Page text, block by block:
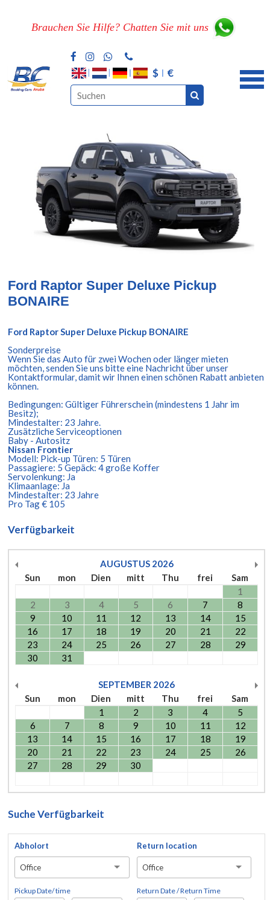
Brauchen Sie Hilfe? Chatten Sie mit uns
$ €
Ford Raptor Super Deluxe Pickup
BONAIRE
Ford Raptor Super Deluxe Pickup BONAIRE
Sonderpreise
Wenn Sie das Auto für zwei Wochen oder länger mieten
möchten, senden Sie uns bitte eine Nachricht über unser
Kontaktformular, damit wir Ihnen einen schönen Rabatt anbieten
können.
Bedingungen: Gültiger Führerschein (mindestens 1 Jahr im
Besitz);
Mindestalter: 23 Jahre.
Zusätzliche Serviceoptionen
Baby - Autositz
Nissan Frontier
Modell: Pick-up Türen: 5 Türen
Passagiere: 5 Gepäck: 4 große Koffer
Servolenkung: Ja
Klimaanlage: Ja
Mindestalter: 23 Jahre
Pro Tag € 105
Verfügbarkeit
AUGUSTUS 2026
Sun
mon Dien mitt Thu frei
Sam
1
2
3 4 5 6 7
8
9
10 11 12 13 14
15
16
17 18 19 20 21
22
23
24 25 26 27 28
29
30
31
SEPTEMBER 2026
Sun
mon Dien mitt Thu frei
Sam
1
2 3 4
5
6
7 8 9 10 11
12
13
14 15 16 17 18
19
20
21 22 23 24 25
26
27
28 29 30
Suche Verfügbarkeit
Abholort
Office
Pickup Date/ time
Return location
Office
Return Date / Return Time